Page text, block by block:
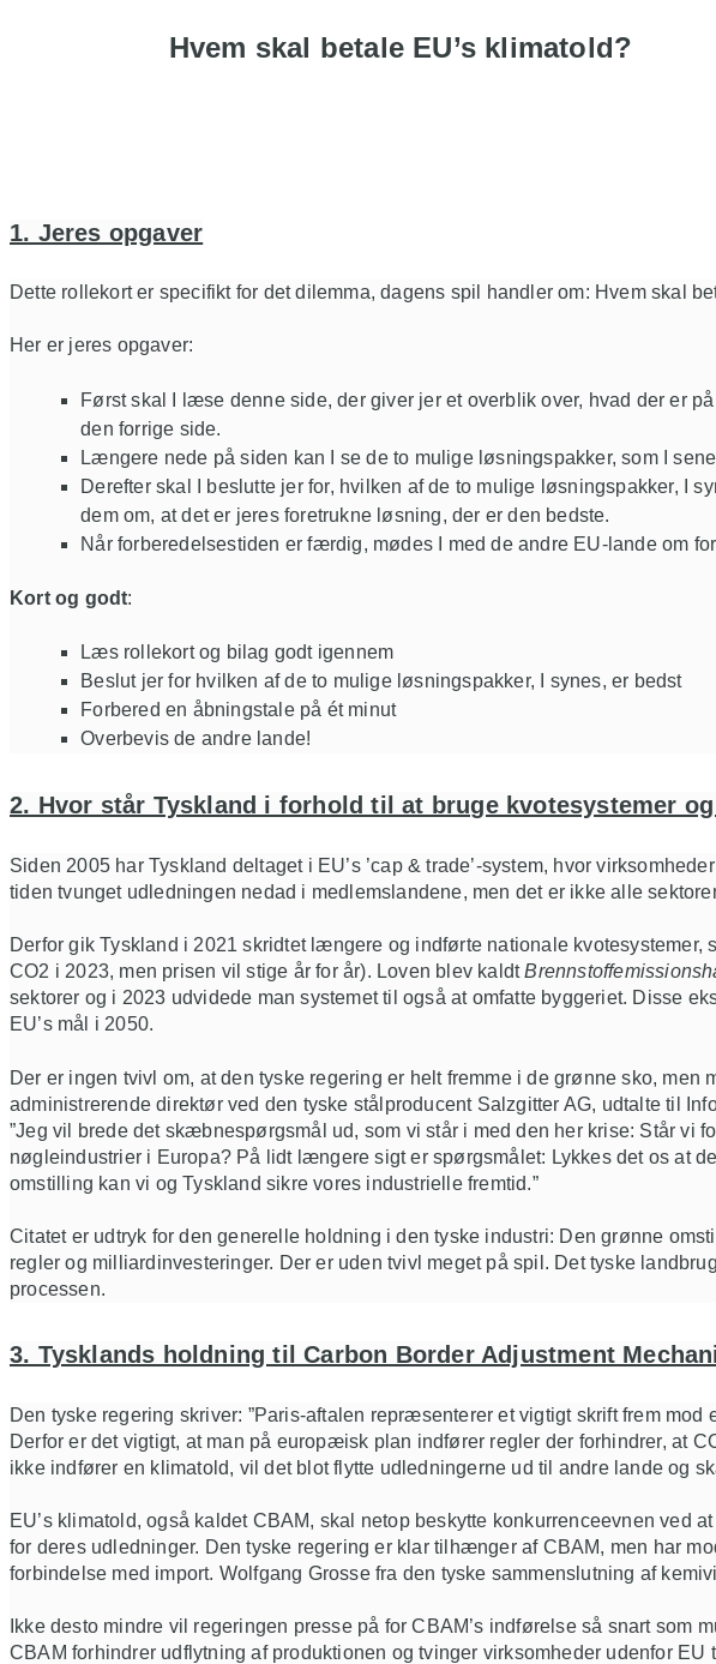
Hvem skal betale EU’s klimatold?
1. Jeres opgaver
Dette rollekort er specifikt for det dilemma, dagens spil handler om: Hvem skal
Her er jeres opgaver:
Først skal I læse denne side, der giver jer et overblik over, hvad der er
den forrige side.
Længere nede på siden kan I se de to mulige løsningspakker, som I
Derefter skal I beslutte jer for, hvilken af de to mulige løsningspakker, I
dem om, at det er jeres foretrukne løsning, der er den bedste.
Når forberedelsestiden er færdig, mødes I med de andre EU-lande om
Kort og godt:
Læs rollekort og bilag godt igennem
Beslut jer for hvilken af de to mulige løsningspakker, I synes, er bedst
Forbered en åbningstale på ét minut
Overbevis de andre lande!
2. Hvor står Tyskland i forhold til at bruge kvotesystemer
Siden 2005 har Tyskland deltaget i EU’s ’cap & trade’-system, hvor
tiden tvunget udledningen nedad i medlemslandene, men det er ikke alle
Derfor gik Tyskland i 2021 skridtet længere og indførte nationale
CO2 i 2023, men prisen vil stige år for år). Loven blev kaldt
sektorer og i 2023 udvidede man systemet til også at omfatte byggeriet. Disse
EU’s mål i 2050.
Der er ingen tvivl om, at den tyske regering er helt fremme i de grønne sko,
administrerende direktør ved den tyske stålproducent Salzgitter AG, udtalte til
”Jeg vil brede det skæbnespørgsmål ud, som vi står i med den her krise: Står vi
nøgleindustrier i Europa? På lidt længere sigt er spørgsmålet: Lykkes det os at
omstilling kan vi og Tyskland sikre vores industrielle fremtid.”
Citatet er udtryk for den generelle holdning i den tyske industri: Den grønne
regler og milliardinvesteringer. Der er uden tvivl meget på spil. Det tyske
processen.
3. Tysklands holdning til Carbon Border Adjustment
Den tyske regering skriver: ”Paris-aftalen repræsenterer et vigtigt skrift frem
Derfor er det vigtigt, at man på europæisk plan indfører regler der forhindrer, at
ikke indfører en klimatold, vil det blot flytte udledningerne ud til andre lande og
EU’s klimatold, også kaldet CBAM, skal netop beskytte konkurrenceevnen ved
for deres udledninger. Den tyske regering er klar tilhænger af CBAM, men har
forbindelse med import. Wolfgang Grossefra den tyske sammenslutning af
Ikke desto mindre vil regeringen presse på forCBAM’s indførelseså snart som
CBAM forhindrer udflytning af produktionen ogtvinger virksomheder udenfor EU